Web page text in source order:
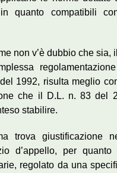
quanto compatibili
non v’è dubbio che sia,
1992, risulta meglio
che il D.L. n. 83 del
stabilire.
trova giustificazione
d’appello, per quanto
regolato da una